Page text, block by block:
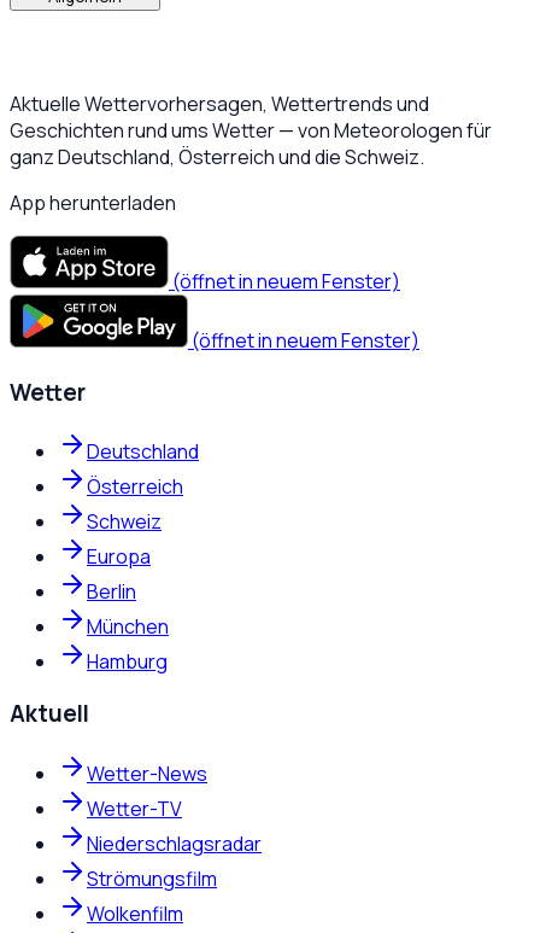
Aktuelle Wettervorhersagen, Wettertrends und
Geschichten rund ums Wetter — von Meteorologen für
ganz Deutschland, Österreich und die Schweiz.
App herunterladen
(öffnet in neuem Fenster)
(öffnet in neuem Fenster)
Wetter
Deutschland
Österreich
Schweiz
Europa
Berlin
München
Hamburg
Aktuell
Wetter-News
Wetter-TV
Niederschlagsradar
Strömungsfilm
Wolkenfilm